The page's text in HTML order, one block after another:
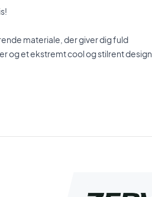
materiale, der giver dig fuld
og et ekstremt cool og stilrent design.